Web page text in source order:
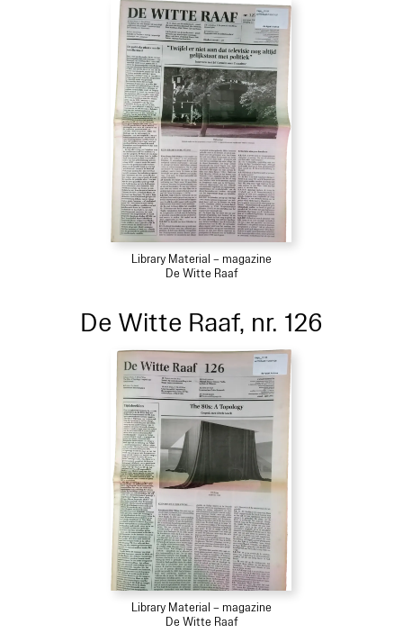
Library Material – magazine
De Witte Raaf
De Witte Raaf, nr. 126
Library Material – magazine
De Witte Raaf